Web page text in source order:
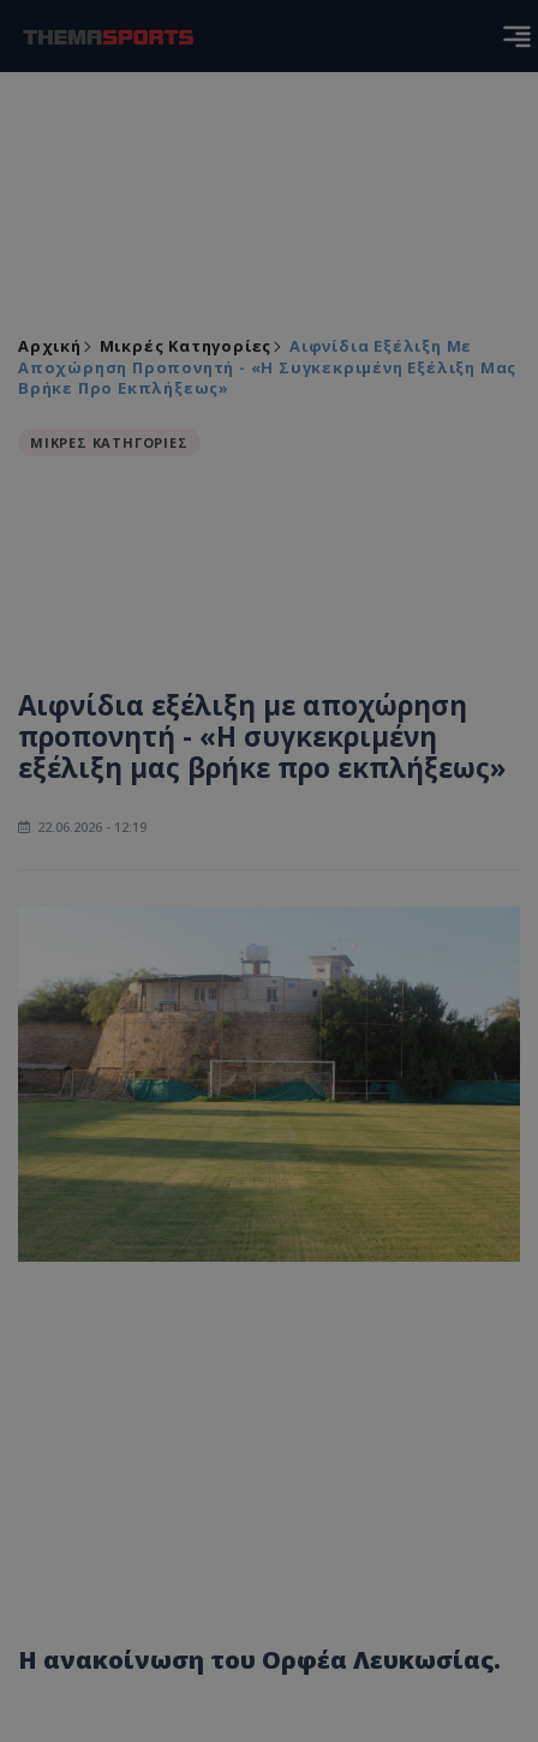
Αρχική Μικρές Κατηγορίες
Αιφνίδια Εξέλιξη Με
Αποχώρηση Προπονητή - «Η Συγκεκριμένη Εξέλιξη Μας
Βρήκε Προ Εκπλήξεως»
ΜΙΚΡΕΣ ΚΑΤΗΓΟΡΙΕΣ
Αιφνίδια εξέλιξη με αποχώρηση
προπονητή - «Η συγκεκριμένη
εξέλιξη μας βρήκε προ εκπλήξεως»
22.06.2026 - 12:19
Η ανακοίνωση του Ορφέα Λευκωσίας.